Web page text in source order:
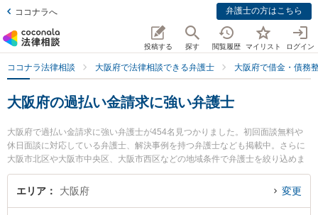
ココナラへ 弁護士の方はこちら
投稿する 探す 閲覧履歴 マイリスト ログイン
ココナラ法律相談 大阪府で法律相談できる弁護士 大阪府で借金・債務
大阪府の過払い金請求に強い弁護士
大阪府で過払い金請求に強い弁護士が454名見つかりました。初回面談無料や
休日面談に対応している弁護士、解決事例を持つ弁護士なども掲載中。さらに
大阪市北区や大阪市中央区、大阪市西区などの地域条件で弁護士を絞り込めま
す。借金・債務整理に関係する消費者金融の債務整理やクレジット会社の債務
整理、リボ払いの債務整理等の細かな分野での絞り込み検索もでき便利です。
エリア 大阪府 変更